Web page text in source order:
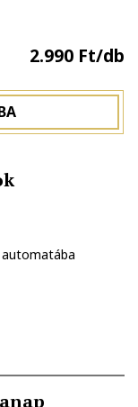
2.990 Ft/db
automatába